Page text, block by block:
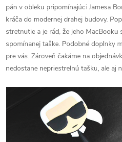
pán v obleku pripomínajúci Jamesa
kráča do modernej drahej budovy.
stretnutie a je rád, že jeho MacBooku
spomínanej taške. Podobné doplnky
pre vás. Zároveň čakáme na
nedostane nepriestrelnú tašku, ale aj